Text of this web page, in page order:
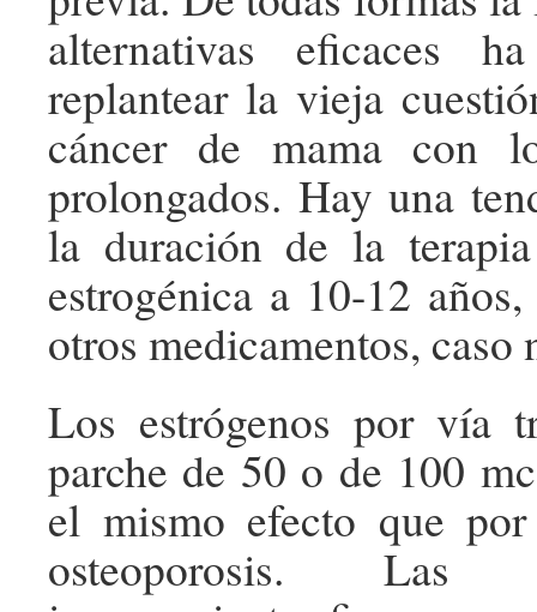
alternativas eficaces
replantear la vieja
cáncer de mama con
prolongados. Hay una
la duración de la
estrogénica a 10-12
otros medicamentos, caso
Los estrógenos por vía
parche de 50 o de 100
el mismo efecto que
osteoporosis.